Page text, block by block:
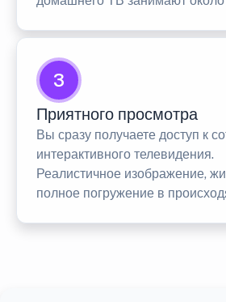
3
Приятного просмотра
Вы сразу получаете доступ к
интерактивного телевидения.
Реалистичное изображение,
полное погружение в